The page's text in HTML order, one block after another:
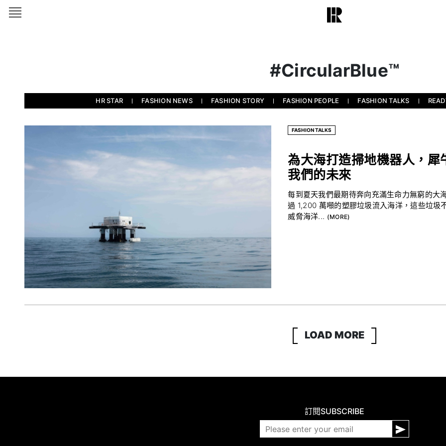
#CircularBlue™
HR STAR FASHION NEWS FASHION STORY FASHION PEOPLE FASHION TALKS
FASHION TALKS
為大海打造掃地機器人，
我們的未來
每到夏天我們最期待奔向充滿生命力無窮的
過 1,200 萬噸的塑膠垃圾流入海洋，這些垃圾
威脅海洋...
LOAD MORE
訂閱SUBSCRIBE